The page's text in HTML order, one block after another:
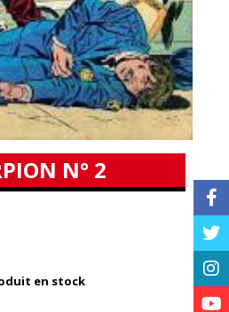
N° 2
en stock